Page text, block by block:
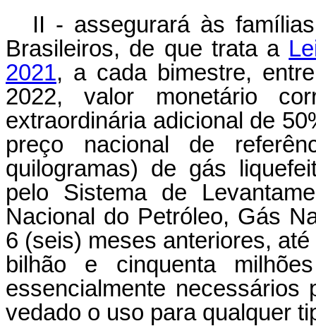
II - assegurará às
Brasileiros, de que trata a
2021, a cada bimestre,
2022, valor monetário
extraordinária adicional de
preço nacional de
quilogramas) de gás
pelo Sistema de
Nacional do Petróleo, Gás
6 (seis) meses anteriores,
bilhão e cinquenta
essencialmente necessários
vedado o uso para qualquer